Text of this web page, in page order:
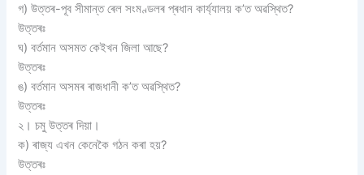
গ) উত্তৰ-পূব সীমান্ত ৰেল সংমণ্ডলৰ প্ৰধান কাৰ্য্যালয় ক’ত অৱস্থিত?
উত্তৰঃ
ঘ) বৰ্তমান অসমত কেইখন জিলা আছে?
উত্তৰঃ
ঙ) বৰ্তমান অসমৰ ৰাজধানী ক’ত অৱস্থিত?
উত্তৰঃ
২। চমু উত্তৰ দিয়া।
ক) ৰাজ্য এখন কেনেকৈ গঠন কৰা হয়?
উত্তৰঃ